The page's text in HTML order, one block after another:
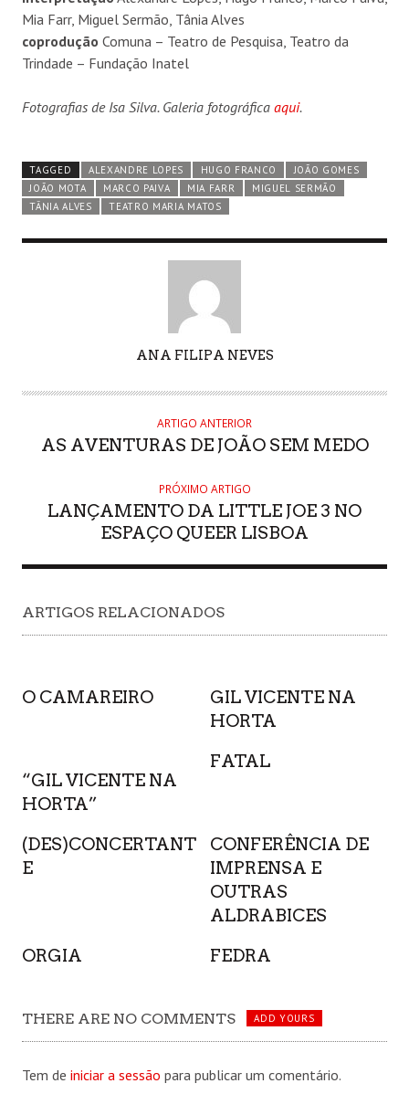
Mia Farr, Miguel Sermão, Tânia Alves
coprodução Comuna – Teatro de Pesquisa, Teatro da
Trindade – Fundação Inatel
Fotografias de Isa Silva. Galeria fotográfica aqui.
TAGGED ALEXANDRE LOPES HUGO FRANCO
JOÃO GOMES
JOÃO MOTA
MARCO PAIVA MIA FARR
MIGUEL SERMÃO
TÂNIA ALVES
TEATRO MARIA MATOS
ANA FILIPA NEVES
ARTIGO ANTERIOR
AS AVENTURAS DE JOÃO SEM MEDO
PRÓXIMO ARTIGO
LANÇAMENTO DA LITTLE JOE 3 NO
ESPAÇO QUEER LISBOA
ARTIGOS RELACIONADOS
O CAMAREIRO
GIL VICENTE NA
HORTA
“GIL VICENTE NA
HORTA”
FATAL
(DES)CONCERTANT
E
CONFERÊNCIA DE
IMPRENSA E
OUTRAS
ALDRABICES
ORGIA
FEDRA
THERE ARE NO COMMENTS ADD YOURS
Tem de iniciar a sessão para publicar um comentário.